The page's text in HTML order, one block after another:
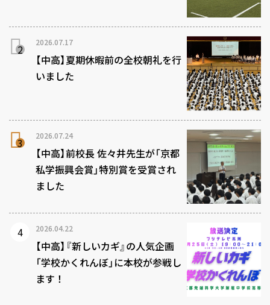
2026.07.17
【中高】夏期休暇前の全校朝礼を行
いました
2026.07.24
【中高】前校長 佐々井先生が「京都
私学振興会賞」特別賞を受賞され
ました
2026.04.22
【中高】『新しいカギ』の人気企画
「学校かくれんぼ」に本校が参戦し
ます！